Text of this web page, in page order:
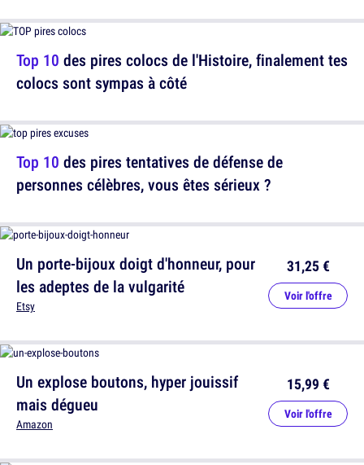
Top 10 des pires tentatives de défense de
personnes célèbres, vous êtes sérieux ?
Un explose boutons, hyper jouissif
mais dégueu
Amazon
15,99 €
Voir l'offre
Top 10 des pires colocs de l'Histoire, finalement tes
colocs sont sympas à côté
Un porte-bijoux doigt d'honneur, pour
les adeptes de la vulgarité
Etsy
31,25 €
Voir l'offre